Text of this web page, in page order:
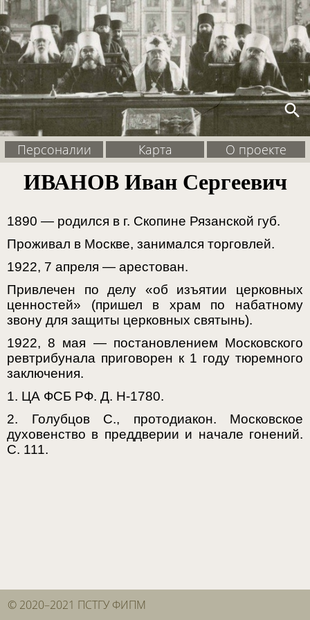
Персоналии Карта О проекте
search
ИВАНОВ Иван Сергеевич
1890 — родился в г. Скопине Рязанской губ.
Проживал в Москве, занимался торговлей.
1922, 7 апреля — арестован.
Привлечен по делу «об изъятии церковных
ценностей» (пришел в храм по набатному
звону для защиты церковных святынь).
1922, 8 мая — постановлением Московского
ревтрибунала приговорен к 1 году тюремного
заключения.
1. ЦА ФСБ РФ. Д. Н-1780.
2. Голубцов С., протодиакон. Московское
духовенство в преддверии и начале гонений.
С. 111.
© 2020–2021 ПСТГУ ФИПМ